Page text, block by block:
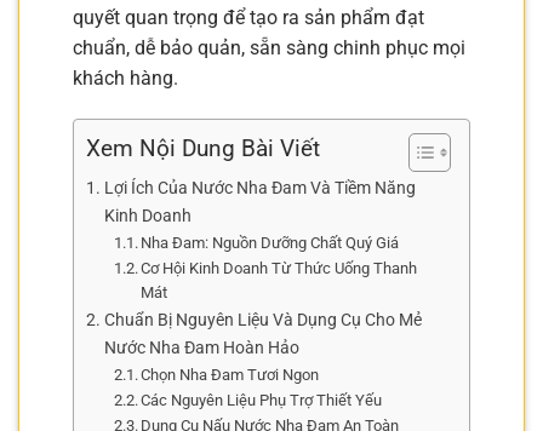
quyết quan trọng để tạo ra sản phẩm đạt
chuẩn, dễ bảo quản, sẵn sàng chinh phục mọi
khách hàng.
Xem Nội Dung Bài Viết
Lợi Ích Của Nước Nha Đam Và Tiềm Năng
Kinh Doanh
Nha Đam: Nguồn Dưỡng Chất Quý Giá
Cơ Hội Kinh Doanh Từ Thức Uống Thanh
Mát
Chuẩn Bị Nguyên Liệu Và Dụng Cụ Cho Mẻ
Nước Nha Đam Hoàn Hảo
Chọn Nha Đam Tươi Ngon
Các Nguyên Liệu Phụ Trợ Thiết Yếu
Dụng Cụ Nấu Nước Nha Đam An Toàn